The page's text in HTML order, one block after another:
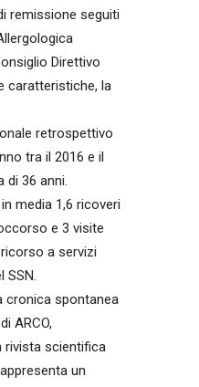
remissione seguiti
Direttivo
caratteristiche, la
retrospettivo
tra il 2016 e il
di 36 anni.
media 1,6 ricoveri
e 3 visite
a servizi
SSN.
cronica spontanea
ARCO,
rivista scientifica
un